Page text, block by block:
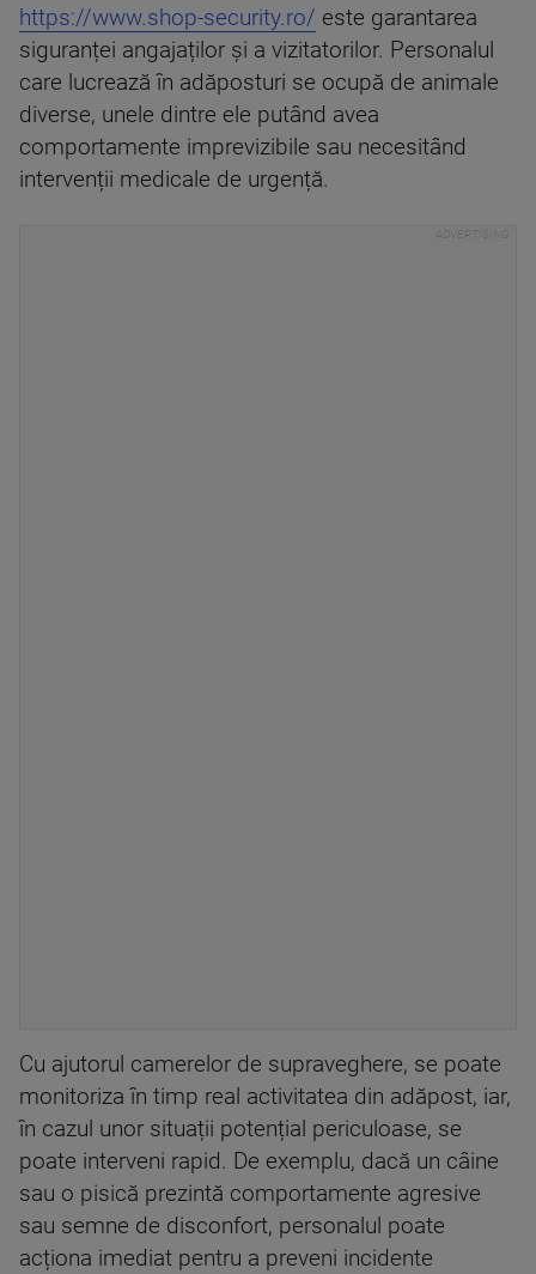
https://www.shop-security.ro/ este garantarea
siguranței angajaților și a vizitatorilor. Personalul
care lucrează în adăposturi se ocupă de animale
diverse, unele dintre ele putând avea
comportamente imprevizibile sau necesitând
intervenții medicale de urgență.
Cu ajutorul camerelor de supraveghere, se poate
monitoriza în timp real activitatea din adăpost, iar,
în cazul unor situații potențial periculoase, se
poate interveni rapid. De exemplu, dacă un câine
sau o pisică prezintă comportamente agresive
sau semne de disconfort, personalul poate
acționa imediat pentru a preveni incidente